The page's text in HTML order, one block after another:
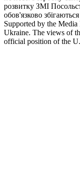
розвитку ЗМІ
обов'язково
Supported by the
Ukraine. The views of
official position of the